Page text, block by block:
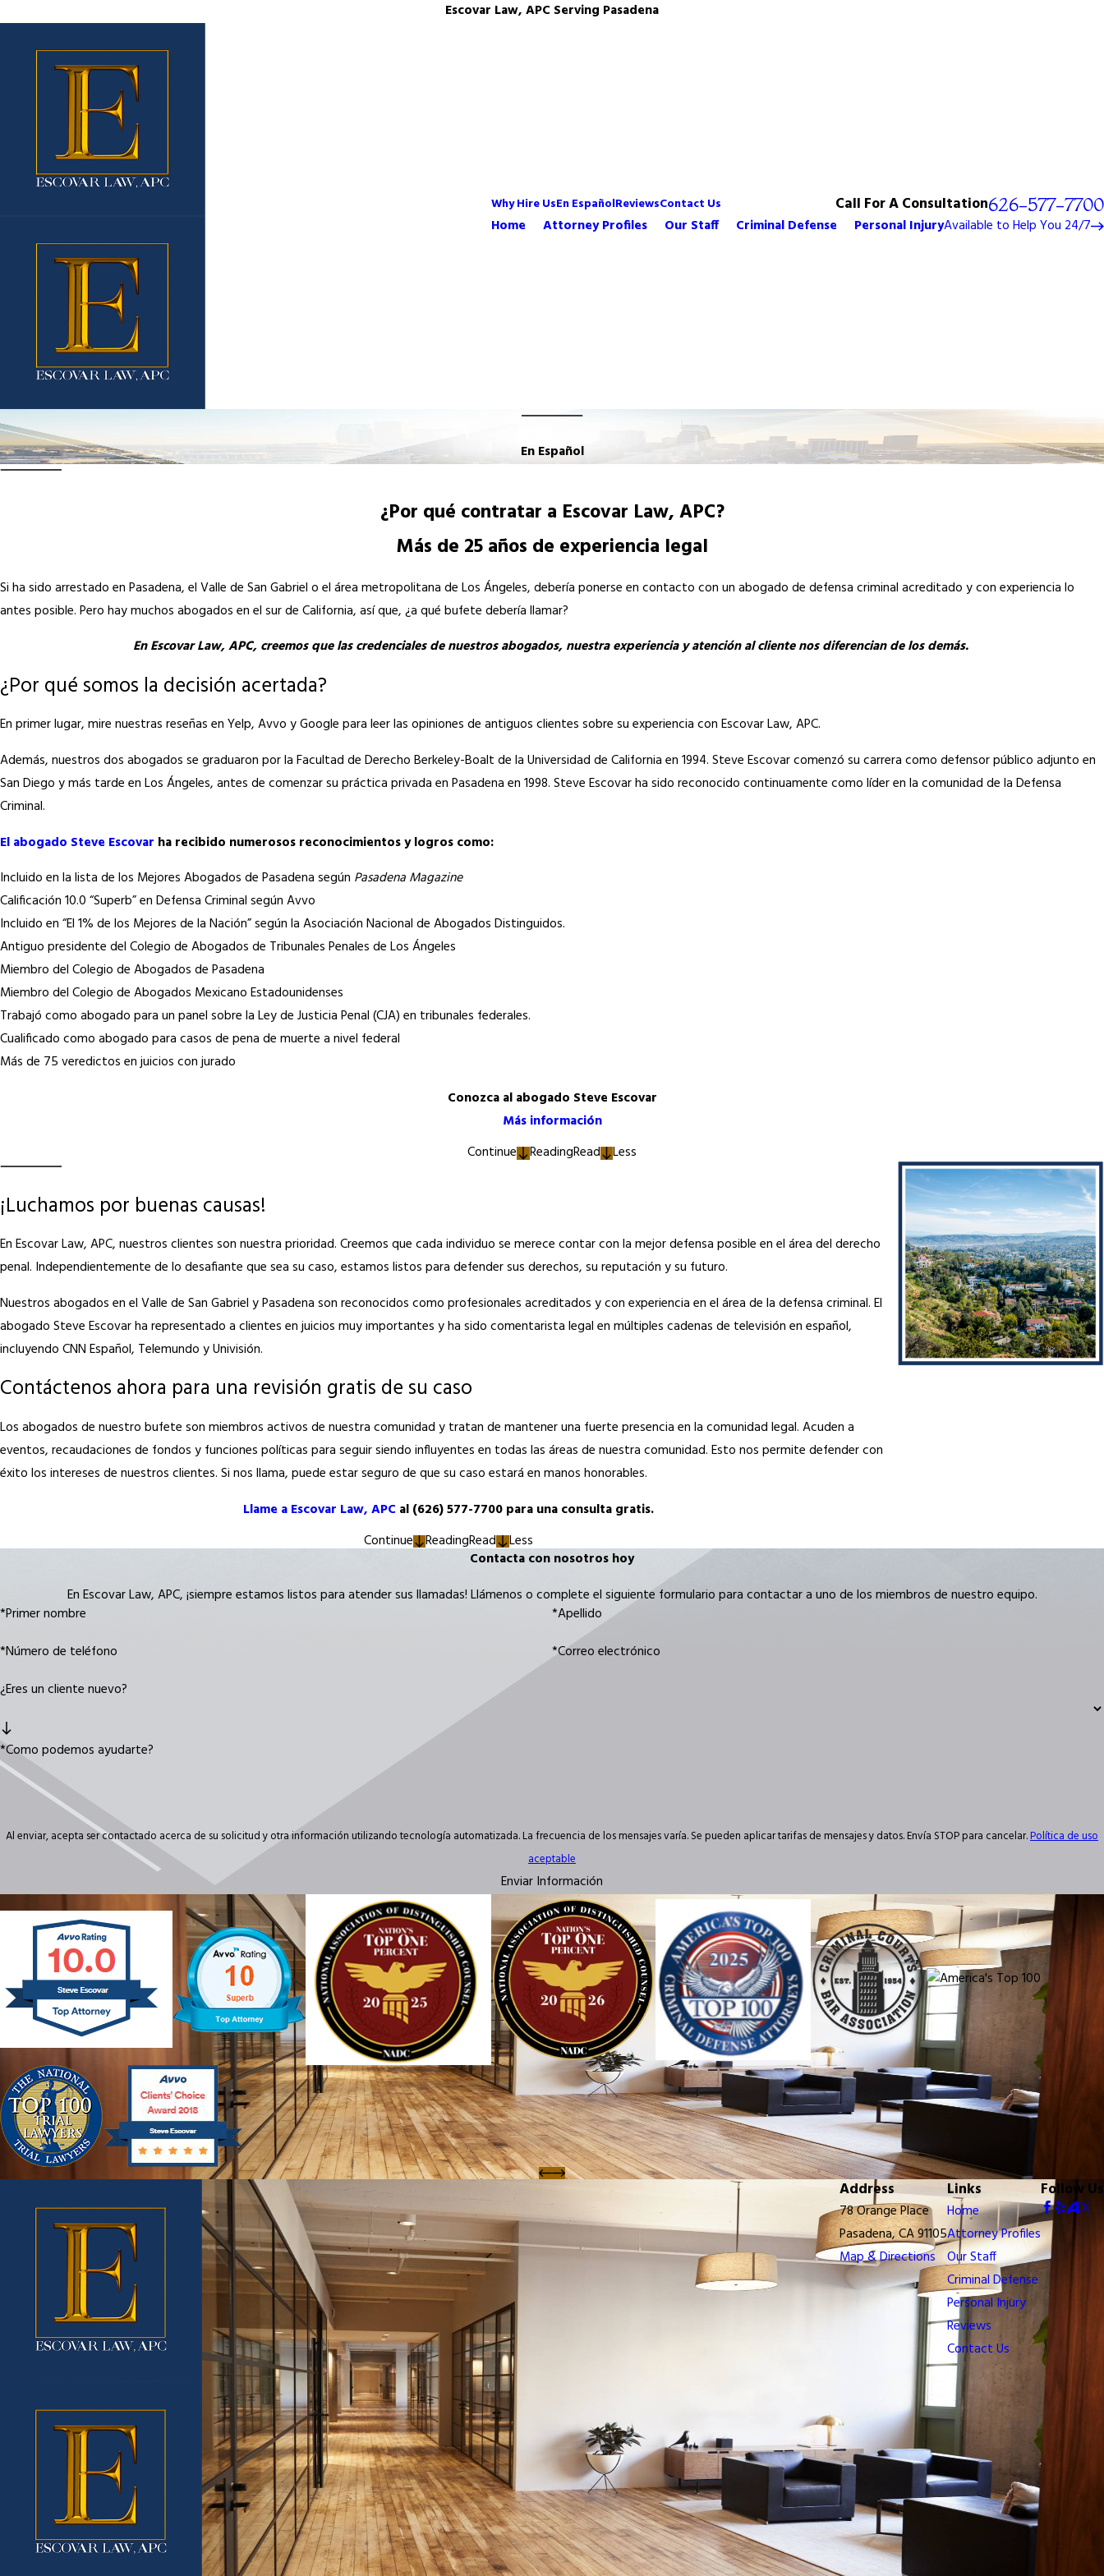
Escovar Law, APC Serving Pasadena
Why Hire UsEn EspañolReviewsContact Us Call For A Consultation626-577-7700
Home Attorney Profiles Our Staff Criminal Defense Personal InjuryAvailable to Help You 24/7
En Español
¿Por qué contratar a Escovar Law, APC?
Más de 25 años de experiencia legal
Si ha sido arrestado en Pasadena, el Valle de San Gabriel o el área metropolitana de Los Ángeles, debería ponerse en contacto con un abogado de defensa criminal acreditado y con experiencia lo
antes posible. Pero hay muchos abogados en el sur de California, así que, ¿a qué bufete debería llamar?
En Escovar Law, APC, creemos que las credenciales de nuestros abogados, nuestra experiencia y atención al cliente nos diferencian de los demás.
¿Por qué somos la decisión acertada?
En primer lugar, mire nuestras reseñas en Yelp, Avvo y Google para leer las opiniones de antiguos clientes sobre su experiencia con Escovar Law, APC.
Además, nuestros dos abogados se graduaron por la Facultad de Derecho Berkeley-Boalt de la Universidad de California en 1994. Steve Escovar comenzó su carrera como defensor público adjunto en
San Diego y más tarde en Los Ángeles, antes de comenzar su práctica privada en Pasadena en 1998. Steve Escovar ha sido reconocido continuamente como líder en la comunidad de la Defensa
Criminal.
El abogado Steve Escovar ha recibido numerosos reconocimientos y logros como:
Incluido en la lista de los Mejores Abogados de Pasadena según Pasadena Magazine
Calificación 10.0 “Superb” en Defensa Criminal según Avvo
Incluido en “El 1% de los Mejores de la Nación” según la Asociación Nacional de Abogados Distinguidos.
Antiguo presidente del Colegio de Abogados de Tribunales Penales de Los Ángeles
Miembro del Colegio de Abogados de Pasadena
Miembro del Colegio de Abogados Mexicano Estadounidenses
Trabajó como abogado para un panel sobre la Ley de Justicia Penal (CJA) en tribunales federales.
Cualificado como abogado para casos de pena de muerte a nivel federal
Más de 75 veredictos en juicios con jurado
Conozca al abogado Steve Escovar
Más información
Continue
ReadingRead Less
¡Luchamos por buenas causas!
En Escovar Law, APC, nuestros clientes son nuestra prioridad. Creemos que cada individuo se merece contar con la mejor defensa posible en el área del derecho
penal. Independientemente de lo desafiante que sea su caso, estamos listos para defender sus derechos, su reputación y su futuro.
Nuestros abogados en el Valle de San Gabriel y Pasadena son reconocidos como profesionales acreditados y con experiencia en el área de la defensa criminal. El
abogado Steve Escovar ha representado a clientes en juicios muy importantes y ha sido comentarista legal en múltiples cadenas de televisión en español,
incluyendo CNN Español, Telemundo y Univisión.
Contáctenos ahora para una revisión gratis de su caso
Los abogados de nuestro bufete son miembros activos de nuestra comunidad y tratan de mantener una fuerte presencia en la comunidad legal. Acuden a
eventos, recaudaciones de fondos y funciones políticas para seguir siendo influyentes en todas las áreas de nuestra comunidad. Esto nos permite defender con
éxito los intereses de nuestros clientes. Si nos llama, puede estar seguro de que su caso estará en manos honorables.
Llame a Escovar Law, APC al (626) 577-7700para una consulta gratis.
Continue
ReadingRead
Less
Contacta con nosotros hoy
En Escovar Law, APC, ¡siempre estamos listos para atender sus llamadas! Llámenos o complete el siguiente formulario para contactar a uno de los miembros de nuestro equipo.
*Primer nombre
*Apellido
*Número de teléfono
*Correo electrónico
¿Eres un cliente nuevo?
*Como podemos ayudarte?
Al enviar, acepta ser contactado acerca de su solicitud y otra información utilizando tecnología automatizada. La frecuencia de los mensajes varía. Se pueden aplicar tarifas de mensajes y datos. Envía STOP para cancelar.Política de uso
aceptable
Enviar Información
Address
78 Orange Place
Pasadena, CA 91105
Map & Directions
Links
Home
Attorney Profiles
Our Staff
Criminal Defense
Personal Injury
Reviews
Contact Us
Follow Us